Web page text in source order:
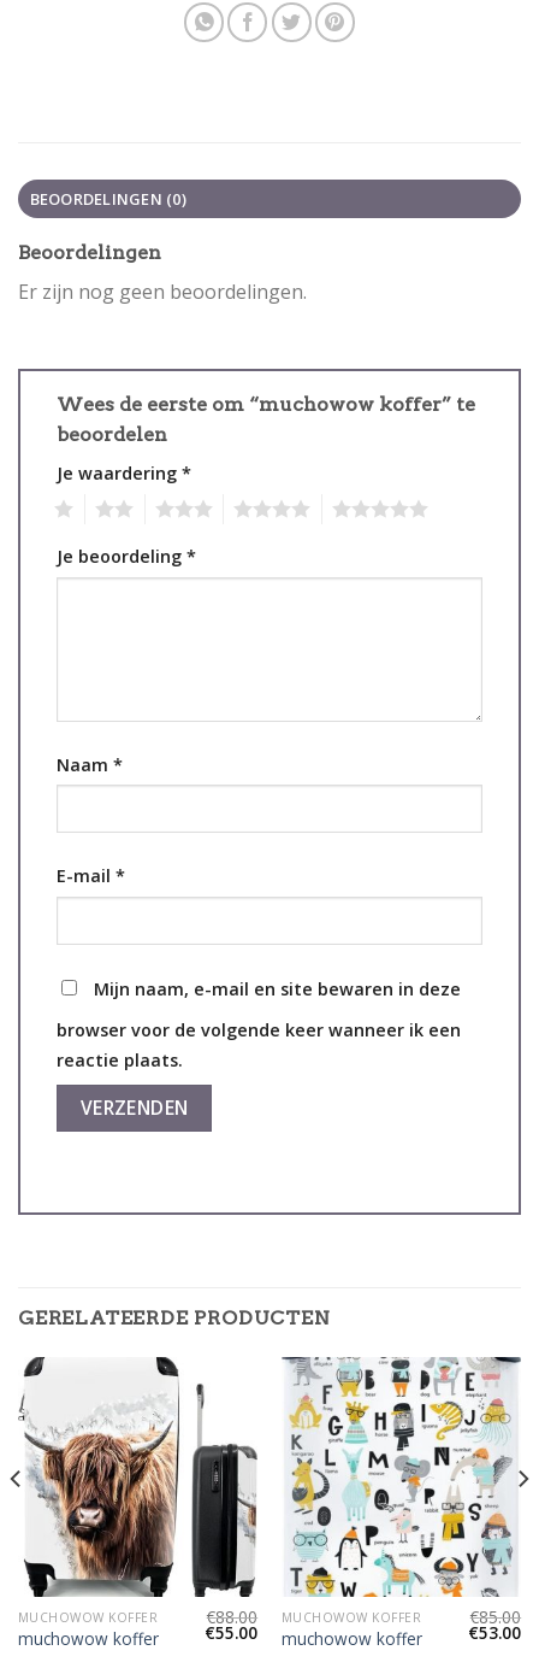
BEOORDELINGEN (0)
Beoordelingen
Er zijn nog geen beoordelingen.
Wees de eerste om “muchowow koffer” te
beoordelen
Je waardering *
Je beoordeling *
Naam *
E-mail *
Mijn naam, e-mail en site bewaren in deze
browser voor de volgende keer wanneer ik een
reactie plaats.
GERELATEERDE PRODUCTEN
MUCHOWOW KOFFER
muchowow koffer
€88.00
€55.00
MUCHOWOW KOFFER
muchowow koffer
€85.00
€53.00